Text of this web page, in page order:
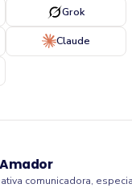
Grok
Claude
comunicadora,